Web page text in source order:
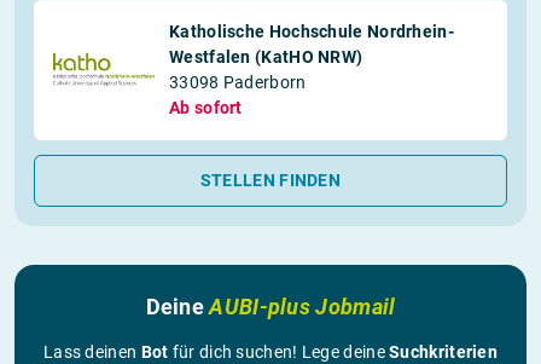
Katholische Hochschule Nordrhein-
Westfalen (KatHO NRW)
33098 Paderborn
Ab sofort
STELLEN FINDEN
DeineAUBI-plus Jobmail
Lass deinen Bot für dich suchen! Lege deineSuchkriterien